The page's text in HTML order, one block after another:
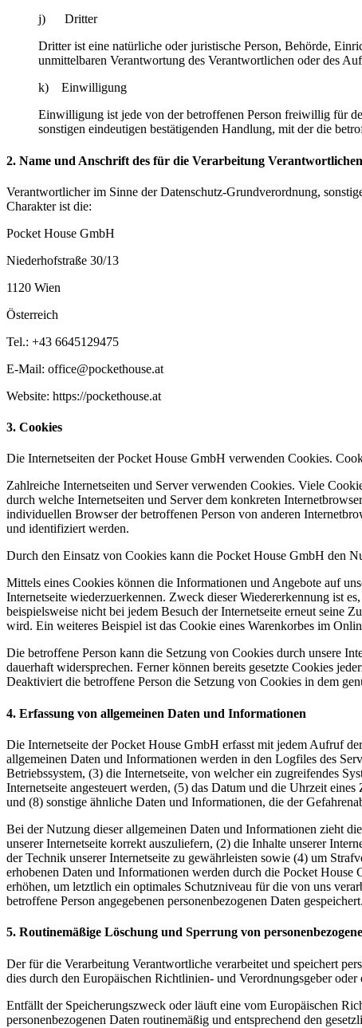
j) Dritter
Dritter ist eine natürliche oder juristische Person, Behörde,
unmittelbaren Verantwortung des Verantwortlichen oder des
k) Einwilligung
Einwilligung ist jede von der betroffenen Person freiwillig für
sonstigen eindeutigen bestätigenden Handlung, mit der die
2. Name und Anschrift des für die Verarbeitung Verantwortlichen
Verantwortlicher im Sinne der Datenschutz-Grundverordnung,
Charakter ist die:
Pocket House GmbH
Niederhofstraße 30/13
1120 Wien
Österreich
Tel.: +43 6645129475
E-Mail: office@pockethouse.at
Website: https://pockethouse.at
3. Cookies
Die Internetseiten der Pocket House GmbH verwenden Cookies.
Zahlreiche Internetseiten und Server verwenden Cookies. Viele
durch welche Internetseiten und Server dem konkreten
individuellen Browser der betroffenen Person von anderen
und identifiziert werden.
Durch den Einsatz von Cookies kann die Pocket House GmbH den
Mittels eines Cookies können die Informationen und Angebote auf
Internetseite wiederzuerkennen. Zweck dieser Wiedererkennung ist
beispielsweise nicht bei jedem Besuch der Internetseite erneut seine
wird. Ein weiteres Beispiel ist das Cookie eines Warenkorbes im
Die betroffene Person kann die Setzung von Cookies durch unsere
dauerhaft widersprechen. Ferner können bereits gesetzte Cookies
Deaktiviert die betroffene Person die Setzung von Cookies in dem
4. Erfassung von allgemeinen Daten und Informationen
Die Internetseite der Pocket House GmbH erfasst mit jedem Aufruf
allgemeinen Daten und Informationen werden in den Logfiles des
Betriebssystem, (3) die Internetseite, von welcher ein zugreifendes
Internetseite angesteuert werden, (5) das Datum und die Uhrzeit
und (8) sonstige ähnliche Daten und Informationen, die der
Bei der Nutzung dieser allgemeinen Daten und Informationen zieht
unserer Internetseite korrekt auszuliefern, (2) die Inhalte unserer
der Technik unserer Internetseite zu gewährleisten sowie (4) um
erhobenen Daten und Informationen werden durch die Pocket House
erhöhen, um letztlich ein optimales Schutzniveau für die von uns
betroffene Person angegebenen personenbezogenen Daten gespeichert.
5. Routinemäßige Löschung und Sperrung von
Der für die Verarbeitung Verantwortliche verarbeitet und speichert
dies durch den Europäischen Richtlinien- und Verordnungsgeber
Entfällt der Speicherungszweck oder läuft eine vom Europäischen
personenbezogenen Daten routinemäßig und entsprechend den